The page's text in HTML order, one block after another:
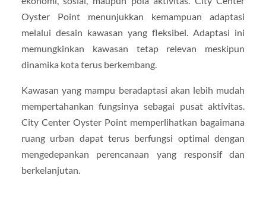
Oyster Point menunjukkan kemampuan adaptasi
melalui desain kawasan yang fleksibel. Adaptasi ini
memungkinkan kawasan tetap relevan meskipun
dinamika kota terus berkembang.
Kawasan yang mampu beradaptasi akan lebih mudah
mempertahankan fungsinya sebagai pusat aktivitas.
City Center Oyster Point memperlihatkan bagaimana
ruang urban dapat terus berfungsi optimal dengan
mengedepankan perencanaan yang responsif dan
berkelanjutan.